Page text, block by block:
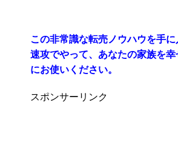
この非常識な転売ノウハウを手に
速攻でやって、あなたの家族を
にお使いください。
スポンサーリンク